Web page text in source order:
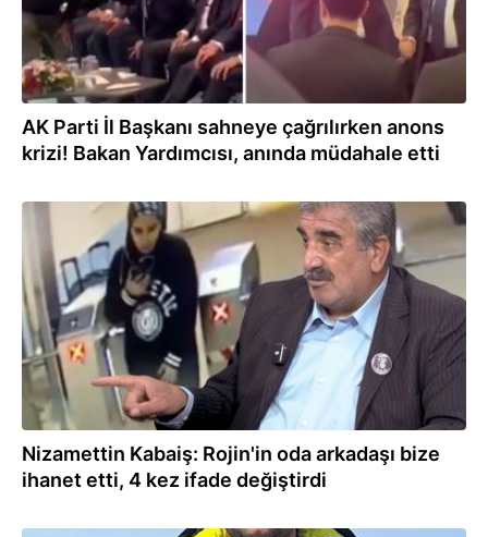
AK Parti İl Başkanı sahneye çağrılırken anons
krizi! Bakan Yardımcısı, anında müdahale etti
29.04.2026
Nizamettin Kabaiş: Rojin'in oda arkadaşı bize
ihanet etti, 4 kez ifade değiştirdi